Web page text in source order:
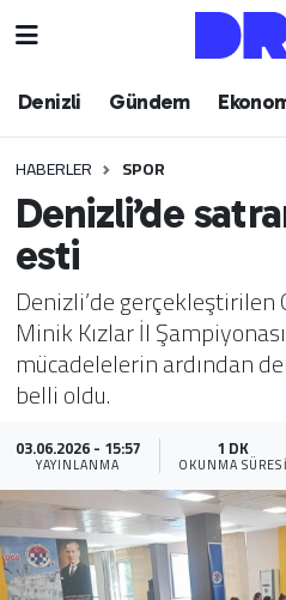
Denizli Gündem
HABERLER SPOR
Denizli’de
esti
Denizli’de gerçekleştirilen
Minik Kızlar İl
mücadelelerin ardından
belli oldu.
03.06.2026 - 15:57
YAYINLANMA
1 DK
OKUNMA SÜRESI
Denizli
Ekonomi
Dünya
Spor
Magazin
Teknoloji
Yaşam
Sağlık
Hava Durumu
Puan Durumu ve Fikstür
Tüm Manşetler
Son Dakika Haberleri
Haber Arşivi